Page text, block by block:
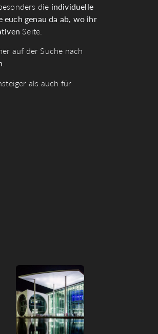
die individuelle
euch genau da ab, wo ihr
Seite.
auf der Suche nach
.
als auch für